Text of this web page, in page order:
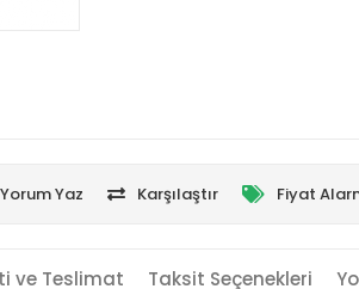
Yorum Yaz Karşılaştır Fiyat
ve Teslimat Taksit Seçenekleri